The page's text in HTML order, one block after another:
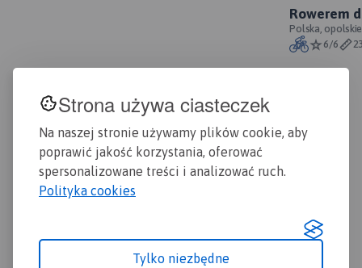
Strona używa ciasteczek
Na naszej stronie używamy plików cookie, aby
poprawić jakość korzystania, oferować
spersonalizowane treści i analizować ruch.
Polityka cookies
Tylko niezbędne
kościoły, zabytki, ośrodki
oraz główne szlaki
wyróżniono miejsca i
miejscowości warte
odwiedzenia.
Rowerem
oficjalny
Polska,
6/6